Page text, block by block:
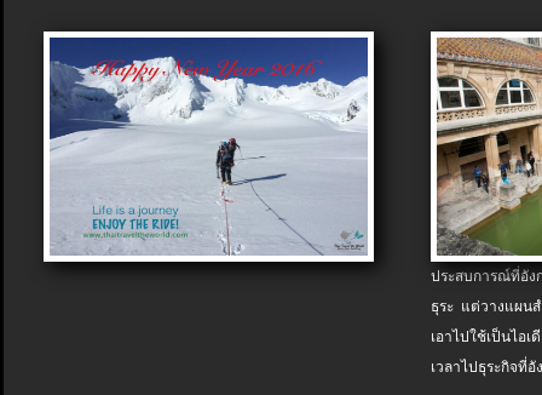
ประสบการณ์ที่อัง
ธุระ แต่วางแผน
เอาไปใช้เป็นไอ
เวลาไปธุระกิจที่อั